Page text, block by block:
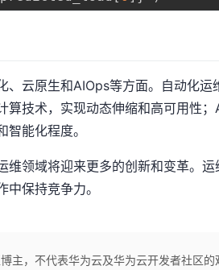
、云原生和AIOps等方面。自动化运
算技术，实现动态伸缩和高可用性
能化程度。
维领域将迎来更多的创新和变革。
保持竞争力。
主，不代表华为云及华为云开发者社区